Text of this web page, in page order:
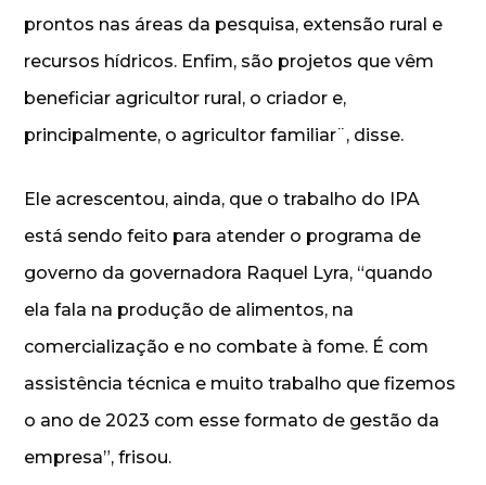
prontos nas áreas da pesquisa, extensão rural e
recursos hídricos. Enfim, são projetos que vêm
beneficiar agricultor rural, o criador e,
principalmente, o agricultor familiar¨, disse.
Ele acrescentou, ainda, que o trabalho do IPA
está sendo feito para atender o programa de
governo da governadora Raquel Lyra, “quando
ela fala na produção de alimentos, na
comercialização e no combate à fome. É com
assistência técnica e muito trabalho que fizemos
o ano de 2023 com esse formato de gestão da
empresa”, frisou.